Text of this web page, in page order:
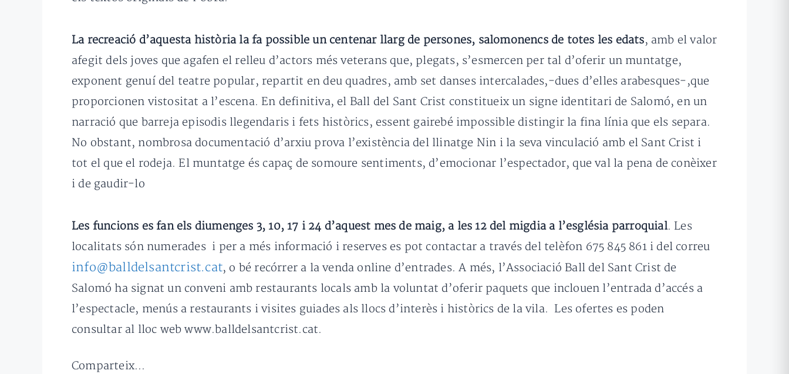
La recreació d’aquesta història la fa possible un centenar llarg de persones, salomonencs de totes les edats, amb el valor
afegit dels joves que agafen el relleu d’actors més veterans que, plegats, s’esmercen per tal d’oferir un muntatge,
exponent genuí del teatre popular, repartit en deu quadres, amb set danses intercalades,-dues d’elles arabesques-,que
proporcionen vistositat a l’escena. En definitiva, el Ball del Sant Crist constitueix un signe identitari de Salomó, en un
narració que barreja episodis llegendaris i fets històrics, essent gairebé impossible distingir la fina línia que els separa.
No obstant, nombrosa documentació d’arxiu prova l’existència del llinatge Nin i la seva vinculació amb el Sant Crist i
tot el que el rodeja. El muntatge és capaç de somoure sentiments, d’emocionar l’espectador, que val la pena de conèixer
i de gaudir-lo
Les funcions es fan els diumenges 3, 10, 17 i 24 d’aquest mes de maig, a les 12 del migdia a l’església parroquial. Les
localitats són numerades i per a més informació i reserves es pot contactar a través del telèfon 675 845 861 i del correu
info@balldelsantcrist.cat, o bé recórrer a la venda online d’entrades. A més, l’Associació Ball del Sant Crist de
Salomó ha signat un conveni amb restaurants locals amb la voluntat d’oferir paquets que inclouen l’entrada d’accés a
l’espectacle, menús a restaurants i visites guiades als llocs d’interès i històrics de la vila. Les ofertes es poden
consultar al lloc web www.balldelsantcrist.cat.
Comparteix...